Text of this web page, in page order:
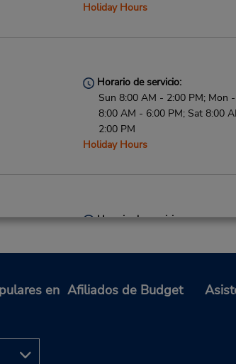
Holiday Hours
Horario de servicio:
Sun 8:00 AM - 2:00 PM; Mon
8:00 AM - 6:00 PM; Sat 8:00
2:00 PM
Holiday Hours
Horario de servicio:
7:00 AM - 10:00 PM
alquiler se encuentra dentro de
terminal con una caminata
en Afiliados de Budget